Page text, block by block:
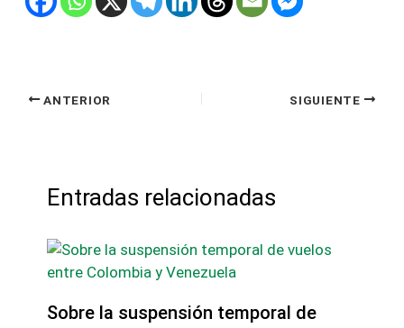
ANTERIOR SIGUIENTE
Entradas relacionadas
Sobre la suspensión temporal de